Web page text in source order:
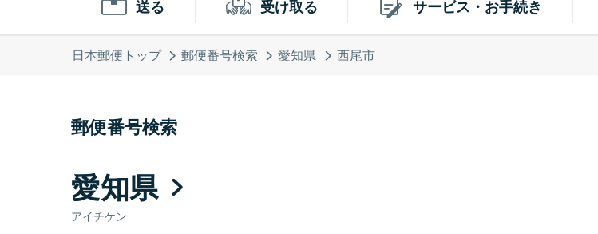
送る 受け取る サービス・お手続き
日本郵便トップ 郵便番号検索 愛知県 西尾市
郵便番号検索
愛知県
アイチケン